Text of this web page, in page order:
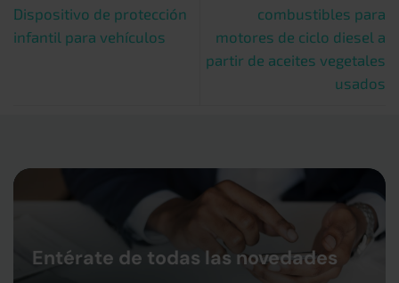
Dispositivo de protección
infantil para vehículos
combustibles para
motores de ciclo diesel a
partir de aceites vegetales
usados
Entérate de todas las novedades